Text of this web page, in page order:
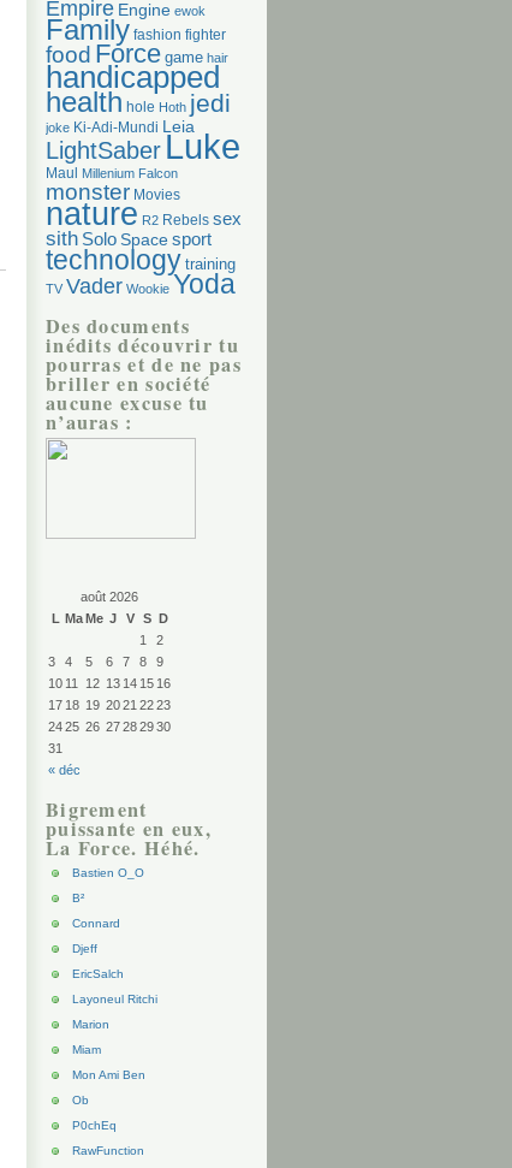
Empire Engine ewok
Family fashion fighter
food Force game hair
handicapped
health hole Hoth jedi
joke Ki-Adi-Mundi Leia
LightSaberLuke
Maul Millenium Falcon
monster Movies
nature R2 Rebels sex
sith SoloSpacesport
technology training
TV Vader Wookie Yoda
Des documents
inédits découvrir tu
pourras et de ne pas
briller en société
aucune excuse tu
n’auras :
août 2026
L MaMe J V S D
« déc
1
2
3
4 5 6 7 8
9
10 11 12 13 14 15 16
17 18 19 2021 2223
2425 26 27282930
31
Bigrement
puissante en eux,
La Force. Héhé.
Bastien O_O
B²
Connard
Djeff
EricSalch
Layoneul Ritchi
Marion
Miam
Mon Ami Ben
Ob
P0chEq
RawFunction